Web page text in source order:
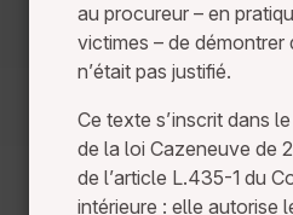
au procureur – en
victimes – de démontrer
n’était pas justifié.
Ce texte s’inscrit dans
de la loi Cazeneuve de
de l’article L.435-1 du
intérieure : elle autorise